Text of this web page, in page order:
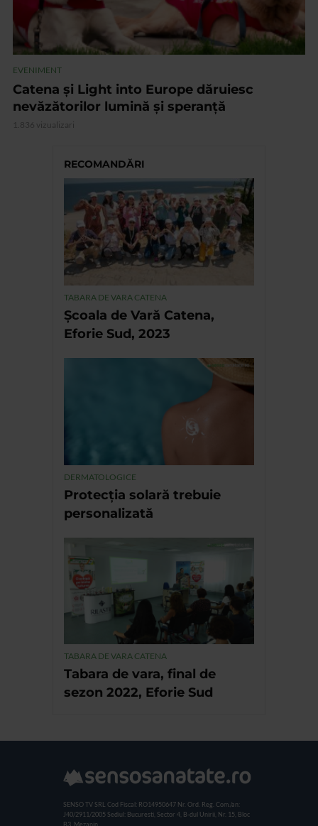
EVENIMENT
Catena și Light into Europe dăruiesc
nevăzătorilor lumină și speranță
1.836 vizualizari
RECOMANDĂRI
TABARA DE VARA CATENA
Școala de Vară Catena,
Eforie Sud, 2023
DERMATOLOGICE
Protecția solară trebuie
personalizată
TABARA DE VARA CATENA
Tabara de vara, final de
sezon 2022, Eforie Sud
SENSO TV SRL Cod Fiscal: RO14950647 Nr. Ord. Reg. Com./an:
J40/2911/2005 Sediul: Bucuresti, Sector 4, B-dul Unirii, Nr. 15, Bloc
B3, Mezanin